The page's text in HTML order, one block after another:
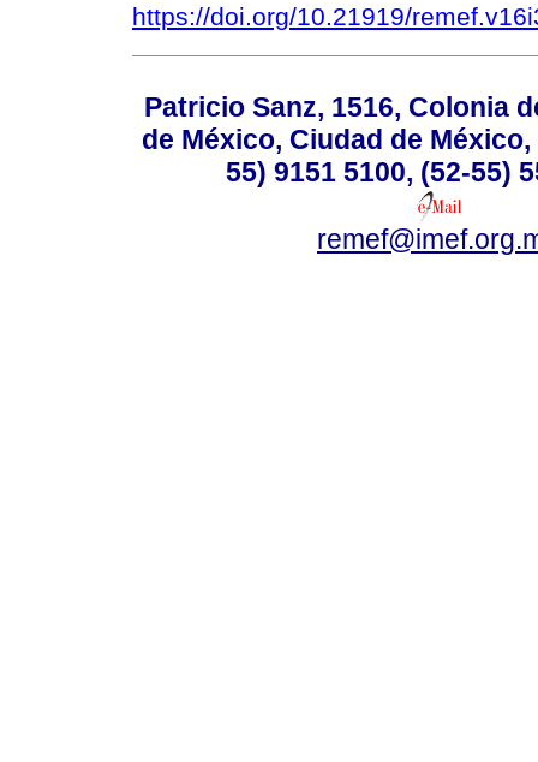
https://doi.org/10.21919/
Patricio Sanz, 1516, Colonia
de México, Ciudad de México,
55) 9151 5100, (52-55)